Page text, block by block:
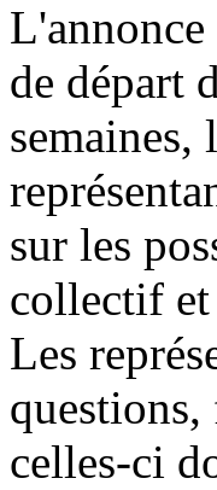
de départ
sur les
collectif et
Les
celles-ci